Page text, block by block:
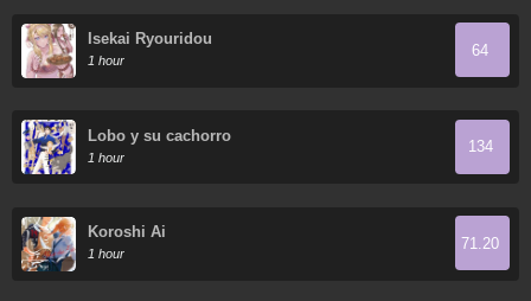
Isekai Ryouridou
1 hour
64
Lobo y su cachorro
1 hour
134
Koroshi Ai
1 hour
71.20